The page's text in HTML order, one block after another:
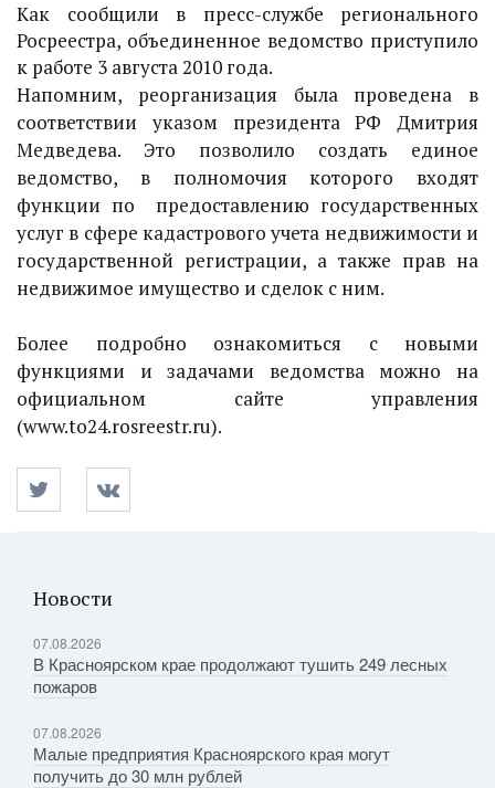
Как сообщили в пресс-службе регионального
Росреестра, объединенное ведомство приступило
к работе 3 августа 2010 года.
Напомним, реорганизация была проведена в
соответствии указом президента РФ Дмитрия
Медведева. Это позволило создать единое
ведомство, в полномочия которого входят
функции по предоставлению государственных
услуг в сфере кадастрового учета недвижимости и
государственной регистрации, а также прав на
недвижимое имущество и сделок с ним.
Более подробно ознакомиться с новыми
функциями и задачами ведомства можно на
официальном сайте управления
(www.to24.rosreestr.ru).
Новости
07.08.2026
В Красноярском крае продолжают тушить 249 лесных
пожаров
07.08.2026
Малые предприятия Красноярского края могут
получить до 30 млн рублей